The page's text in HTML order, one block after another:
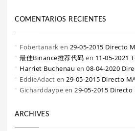
COMENTARIOS RECIENTES
Fobertanark en 29-05-2015 Directo
最佳Binance推荐代码 en 11-05-2021
Harriet Buchenau en 08-04-2020
EddieAdact en 29-05-2015 Directo
Gicharddaype en 29-05-2015 Directo
ARCHIVES